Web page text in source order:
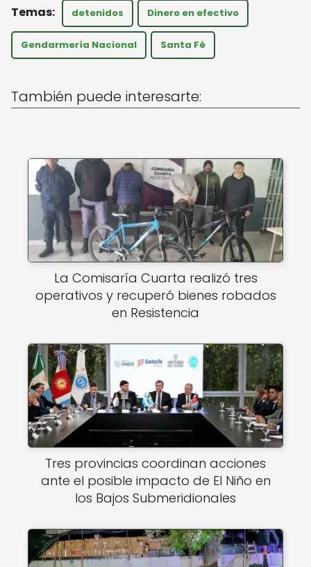
a
ts
A
p
c
e
b
o
k
ai
l
detenidos Dinero en efectivo
Gendarmería Nacional Santa Fé
También puede interesarte:
La Comisaría Cuarta realizó tres
operativos y recuperó bienes robados
en Resistencia
Tres provincias coordinan acciones
ante el posible impacto de El Niño en
los Bajos Submeridionales